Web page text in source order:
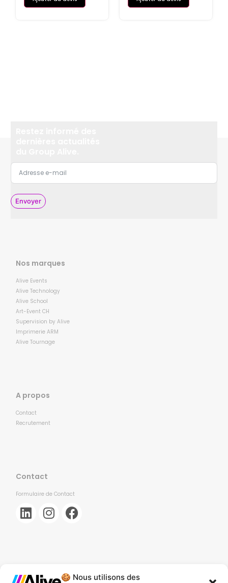
🍪 Nous utilisons des
Envoyer
Nos marques
Alive Events
Alive Technology
Alive School
Art-Event CH
Supervision by Alive
Imprimerie ARM
Alive Tournage
A propos
Contact
Recrutement
Contact
Formulaire de Contact
Agence de Lille